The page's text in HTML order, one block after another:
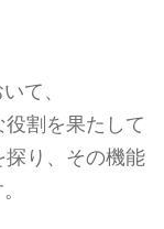
て、
割を果たして
探り、その機能